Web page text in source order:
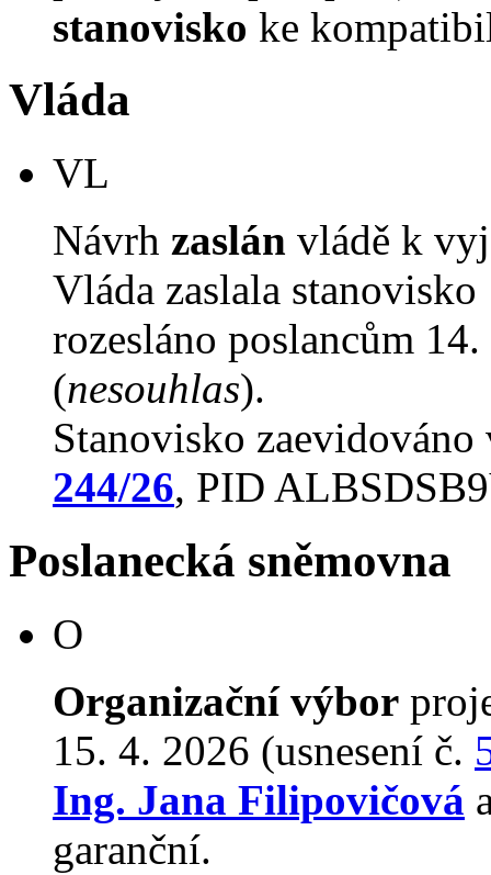
stanovisko ke
Vláda
VL
Návrh zaslán vládě k
Vláda zaslala
rozesláno poslancům
(nesouhlas).
Stanovisko
244/26, PID
Poslanecká sněmovna
O
Organizační výbor
15. 4. 2026 (usnesení č.
Ing. Jana Filipovičová
garanční.